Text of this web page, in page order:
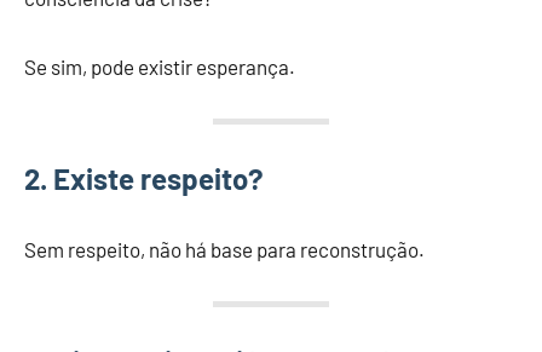
Se sim, pode existir esperança.
2. Existe respeito?
Sem respeito, não há base para reconstrução.